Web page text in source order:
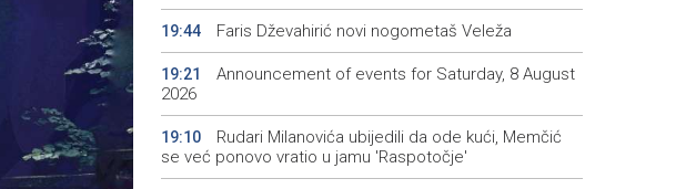
19:44 Faris Dževahirić novi nogometaš Veleža
19:21
Announcement of events for Saturday, 8 August
2026
19:10
Rudari Milanovića ubijedili da ode kući, Memčić
se već ponovo vratio u jamu 'Raspotočje'